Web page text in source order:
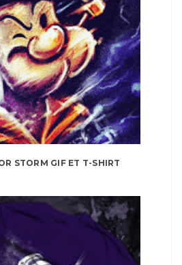
STORM GIF ET T-SHIRT